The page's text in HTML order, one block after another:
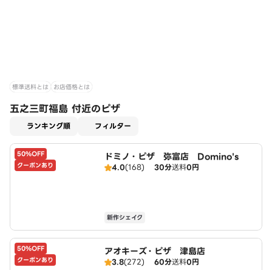
標準送料とは お店価格とは
五之三町福島 付近のピザ
ランキング順 フィルター
50%OFF
クーポンあり
ドミノ・ピザ 弥富店 Domino's
4.0(168) 30分送料0円
新作シェイク
50%OFF
クーポンあり
アオキーズ・ピザ 津島店
3.8(272) 60分送料0円